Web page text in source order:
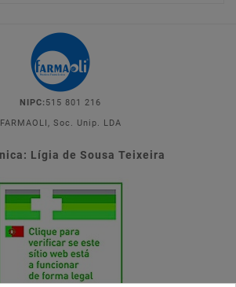
NIPC: 515 801 216
FARMAOLI, Soc. Unip. LDA
Lígia de Sousa Teixeira